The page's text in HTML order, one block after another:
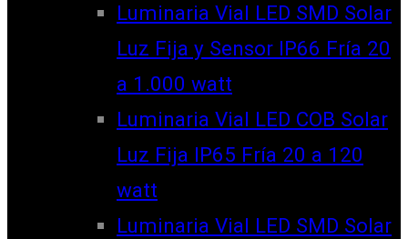
Luminaria Vial LED SMD Solar
Luz Fija y Sensor IP66 Fría 20
a 1.000 watt
Luminaria Vial LED COB Solar
Luz Fija IP65 Fría 20 a 120
watt
Luminaria Vial LED SMD Solar